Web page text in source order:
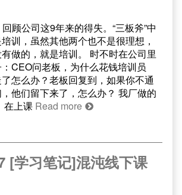
顾公司这9年来的得失。“三板斧”中
训，虽然其他两个也不是很理想，
做的，就是培训。 时不时在公司里
CEO问老板，为什么花钱培训员
怎么办？老板回复到，如果你不通
他们留下来了，怎么办？ 我厂做的
在上课 Read more
[学习笔记]混沌线下课